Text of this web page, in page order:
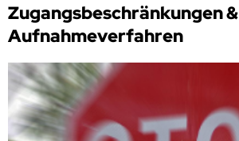
Zugangsbeschränkungen &
Aufnahmeverfahren